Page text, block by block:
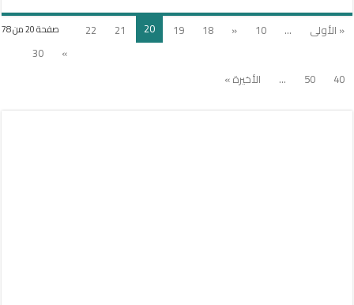
صفحة 20 من 78 « الأولى ...
10
«
18
19
20
21
22
»
30
40
50
... الأخيرة »